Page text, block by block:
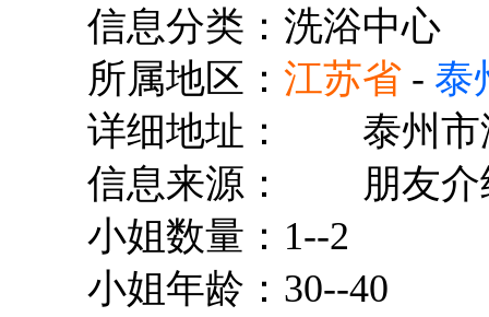
信息分类：洗浴中心
所属地区： 江苏省 - 泰
详细地址： 泰州
信息来源： 朋友
小姐数量：1--2
小姐年龄：30--40